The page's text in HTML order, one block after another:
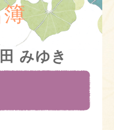
みゆき